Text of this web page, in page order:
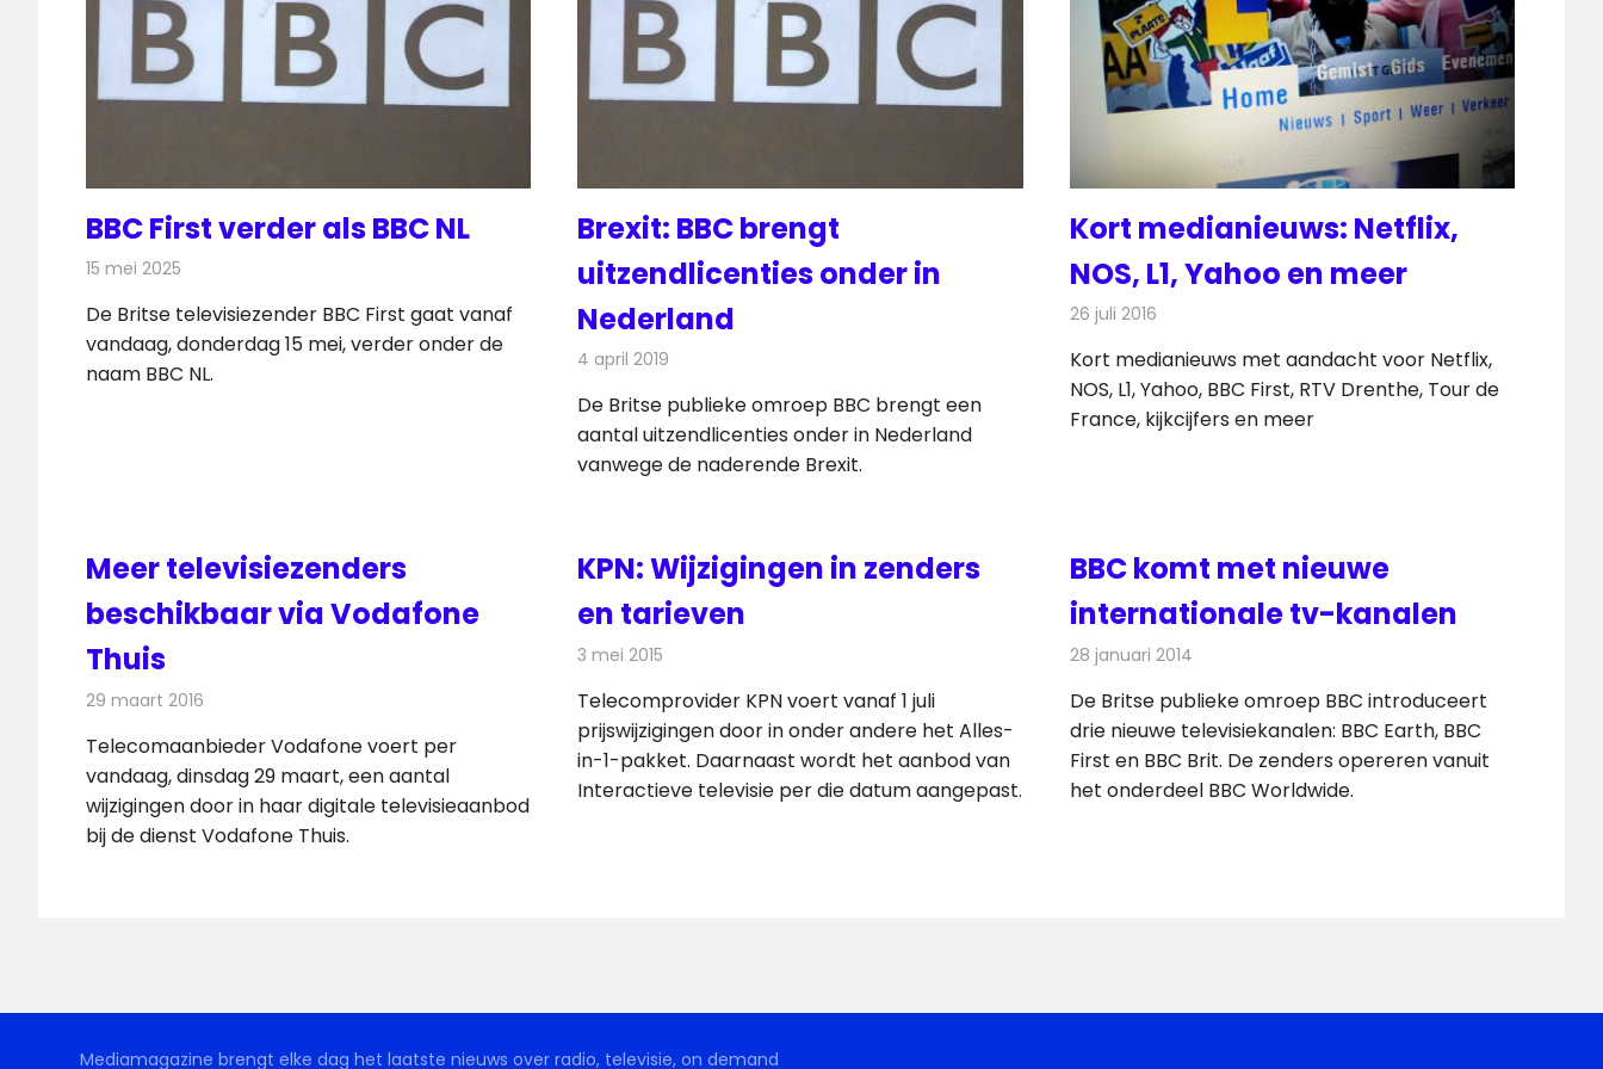
BBC First verder als BBC NL
15 mei 2025
De Britse televisiezender BBC First gaat vanaf
vandaag, donderdag 15 mei, verder onder de
naam BBC NL.
Brexit: BBC brengt
uitzendlicenties onder in
Nederland
4 april 2019
De Britse publieke omroep BBC brengt een
aantal uitzendlicenties onder in Nederland
vanwege de naderende Brexit.
Kort medianieuws: Netflix,
NOS, L1, Yahoo en meer
26 juli 2016
Kort medianieuws met aandacht voor Netflix,
NOS, L1, Yahoo, BBC First, RTV Drenthe, Tour de
France, kijkcijfers en meer
Meer televisiezenders
beschikbaar via Vodafone
Thuis
29 maart 2016
Telecomaanbieder Vodafone voert per
vandaag, dinsdag 29 maart, een aantal
wijzigingen door in haar digitale televisieaanbod
bij de dienst Vodafone Thuis.
KPN: Wijzigingen in zenders
en tarieven
3 mei 2015
Telecomprovider KPN voert vanaf 1 juli
prijswijzigingen door in onder andere het Alles-
in-1-pakket. Daarnaast wordt het aanbod van
Interactieve televisie per die datum aangepast.
BBC komt met nieuwe
internationale tv-kanalen
28 januari 2014
De Britse publieke omroep BBC introduceert
drie nieuwe televisiekanalen: BBC Earth, BBC
First en BBC Brit. De zenders opereren vanuit
het onderdeel BBC Worldwide.
Mediamagazine brengt elke dag het laatste nieuws over radio, televisie, on demand